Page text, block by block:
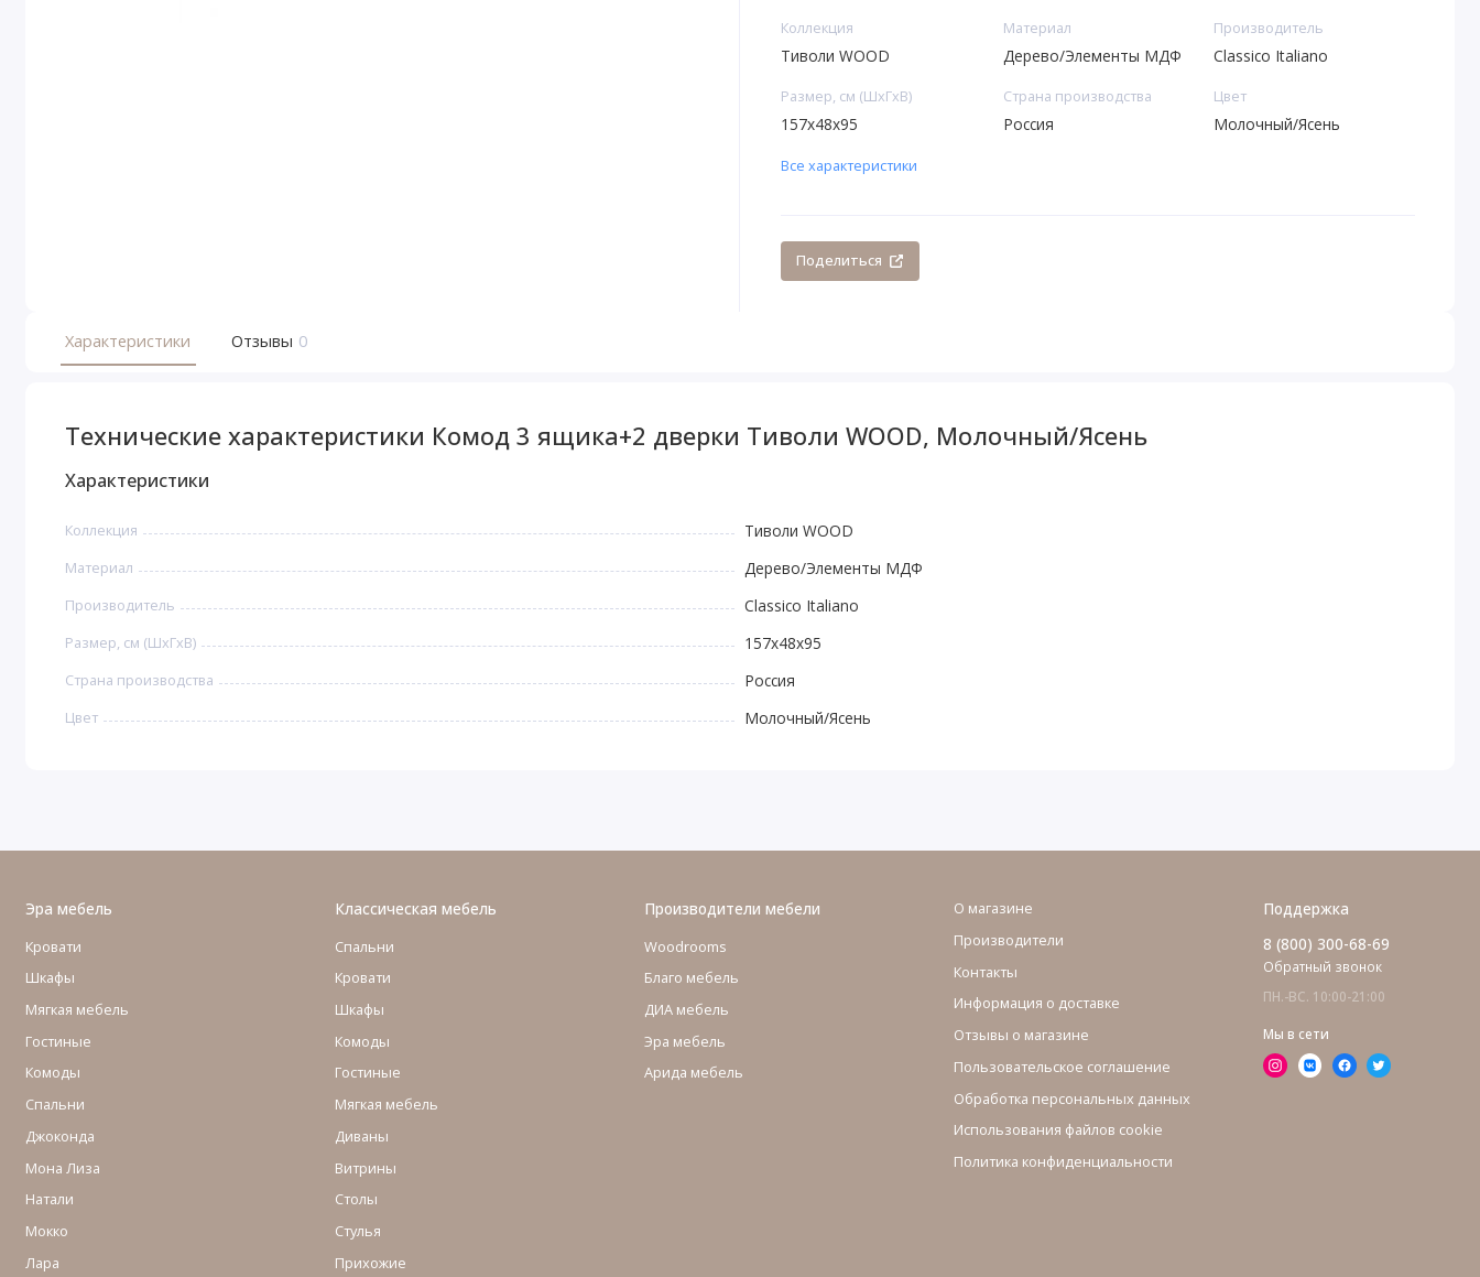
Коллекция
Тиволи WOOD
Материал
Дерево/Элементы МДФ
Производитель
Classico Italiano
Размер, см (ШхГхВ)
157x48x95
Страна производства
Россия
Цвет
Молочный/Ясень
Все характеристики
Поделиться
Характеристики Отзывы 0
Технические характеристики Комод 3 ящика+2 дверки Тиволи WOOD, Молочный/Ясень
Характеристики
Коллекция Тиволи WOOD
Материал Дерево/Элементы МДФ
Производитель Classico Italiano
Размер, см (ШхГхВ) 157x48x95
Страна производства Россия
Цвет Молочный/Ясень
Эра мебель
Кровати
Шкафы
Мягкая мебель
Гостиные
Комоды
Cпальни
Джоконда
Мона Лиза
Натали
Мокко
Лара
Классическая мебель
Спальни
Кровати
Шкафы
Комоды
Гостиные
Мягкая мебель
Диваны
Витрины
Столы
Стулья
Прихожие
Производители мебели
Woodrooms
Благо мебель
ДИА мебель
Эра мебель
Арида мебель
О магазине
Производители
Контакты
Информация о доставке
Отзывы о магазине
Пользовательское соглашение
Обработка персональных данных
Использования файлов cookie
Политика конфиденциальности
Поддержка
8 (800) 300-68-69
Обратный звонок
ПН.-ВС. 10:00-21:00
Мы в сети